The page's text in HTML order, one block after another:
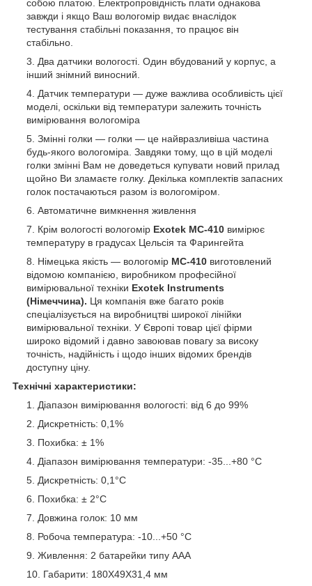
собою платою. Електропровідність плати однакова
завжди і якщо Ваш вологомір видає внаслідок
тестування стабільні показання, то працює він
стабільно.
Два датчики вологості. Один вбудований у корпус, а
інший знімний виносний.
Датчик температури — дуже важлива особливість цієї
моделі, оскільки від температури залежить точність
вимірювання вологоміра
Змінні голки — голки — це найвразливіша частина
будь-якого вологоміра. Завдяки тому, що в цій моделі
голки змінні Вам не доведеться купувати новий прилад
щойно Ви зламаєте голку. Декілька комплектів запасних
голок постачаються разом із вологоміром.
Автоматичне вимкнення живлення
Крім вологості вологомір Exotek MC-410 вимірює
температуру в градусах Цельсія та Фарингейта
Німецька якість — вологомір MC-410 виготовлений
відомою компанією, виробником професійної
вимірювальної техніки Exotek Instruments
(Німеччина). Ця компанія вже багато років
спеціалізується на виробництві широкої лінійки
вимірювальної техніки. У Європі товар цієї фірми
широко відомий і давно завоював повагу за високу
точність, надійність і щодо інших відомих брендів
доступну ціну.
Технічні характеристики:
Діапазон вимірювання вологості: від 6 до 99%
Дискретність: 0,1%
Похибка: ± 1%
Діапазон вимірювання температури: -35...+80 °C
Дискретність: 0,1°C
Похибка: ± 2°C
Довжина голок: 10 мм
Робоча температура: -10...+50 °C
Живлення: 2 батарейки типу ААА
Габарити: 180Х49Х31,4 мм